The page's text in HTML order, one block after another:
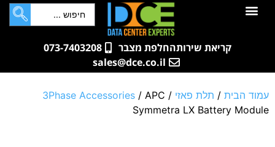
לתוכן
קריאת שירותהחלפת מצבר
073-7403208
sales@dce.co.il
עמוד הבית / תלת פאזי /
3Phase Accessories / APC
Symmetra LX Battery Module